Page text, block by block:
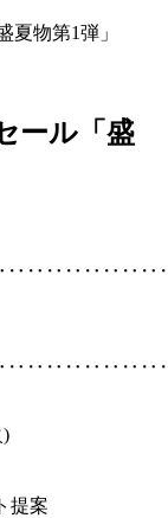
夏物第1弾」
ール「盛
)
提案